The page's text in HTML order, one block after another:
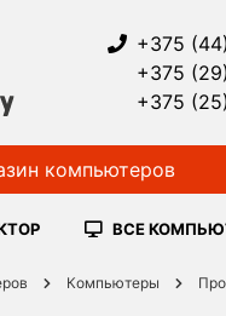
+375
+375
+375
компьютеров
ВСЕ
Компьютеры